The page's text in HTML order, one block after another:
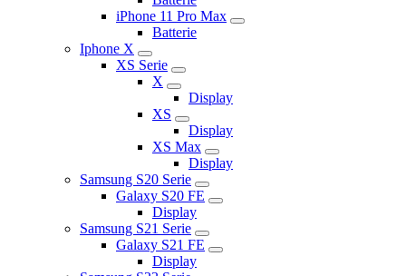
iPhone 11 Pro Max
Batterie
Iphone X
XS Serie
X
Display
XS
Display
XS Max
Display
Samsung S20 Serie
Galaxy S20 FE
Display
Samsung S21 Serie
Galaxy S21 FE
Display